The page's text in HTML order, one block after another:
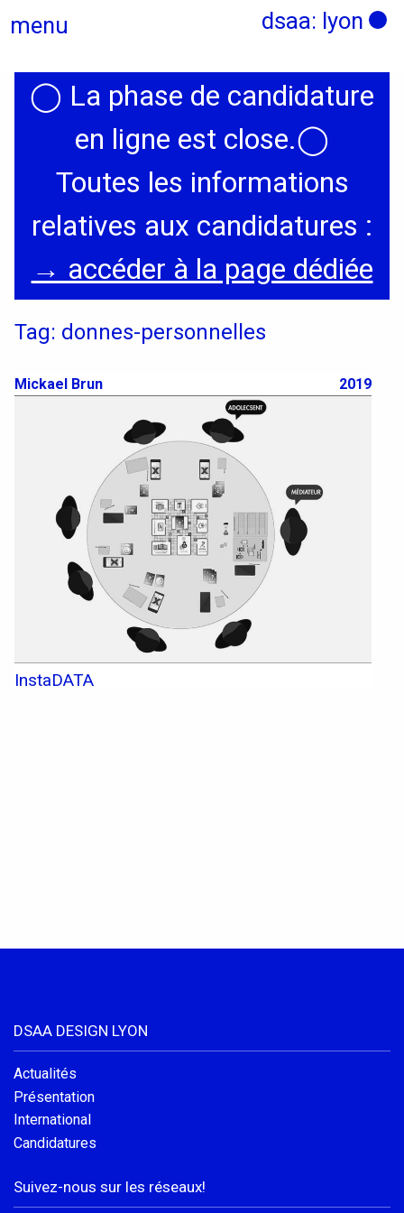
menu dsaa: lyon
Actualités
Candidatures
Graphisme, médias, médiations
Espace, Usages, Territoires
Textile, territoires, mutations
Catalogue de cours
International
Erasmus
Accueil des étrangers
Partir à l’étranger
Entreprises et Institutions
Instagram
LinkedIn
◯ La phase de candidature
en ligne est close.◯
Toutes les informations
relatives aux candidatures :
→ accéder à la page dédiée
Tag: donnes-personnelles
Mickael Brun 2019
InstaDATA
DSAA DESIGN LYON
Actualités
Présentation
International
Candidatures
Suivez-nous sur les réseaux!